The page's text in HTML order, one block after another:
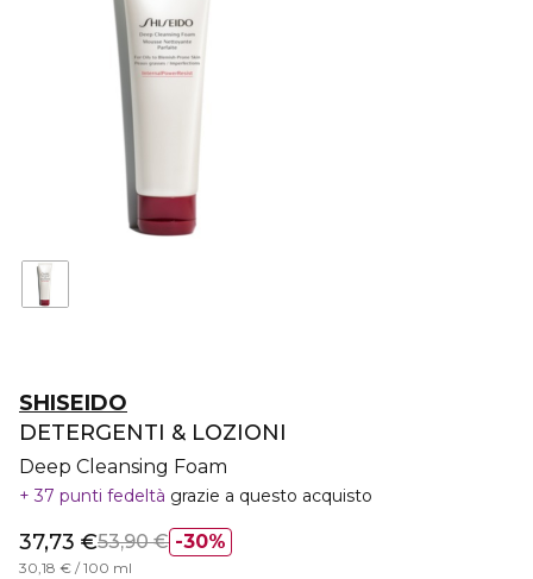
SHISEIDO
DETERGENTI & LOZIONI
Deep Cleansing Foam
37 punti fedeltà grazie a questo acquisto
30%
37,73 €53,90 €
30,18 € / 100 ml